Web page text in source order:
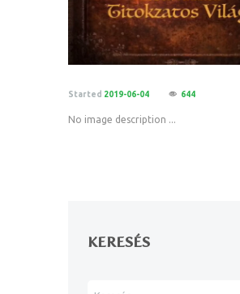
Started 2019-06-04 644
No image description ...
KERESÉS